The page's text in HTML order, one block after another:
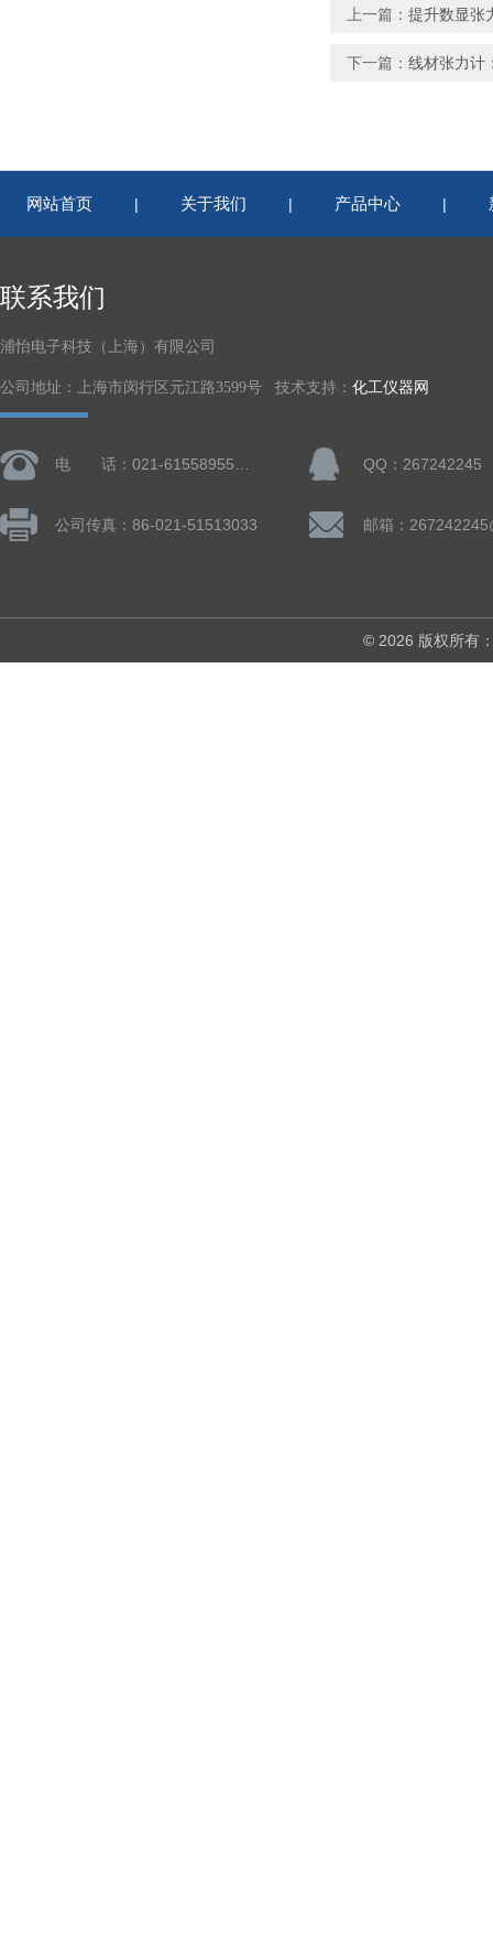
上一篇： 提升数显张
下一篇： 线材张力计
网站首页 | 关于我们 | 产品中心 |
联系我们
浦怡电子科技（上海）有限公司
公司地址：上海市闵行区元江路3599号 技术支持： 化工仪器网
QQ：267242245
公司传真：86-021-51513033 邮箱：
© 2026 版权所有